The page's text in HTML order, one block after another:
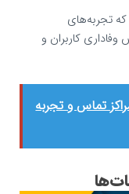
تجربه‌های
وفاداری کاربران و
تماس و تجربه